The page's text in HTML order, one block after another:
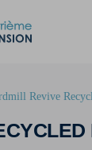
Revive